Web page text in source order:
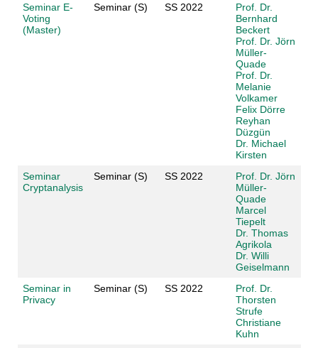
Seminar E-
Voting
(Master)
Seminar (S) SS 2022
Prof. Dr.
Bernhard
Beckert
Prof. Dr. Jörn
Müller-
Quade
Prof. Dr.
Melanie
Volkamer
Felix Dörre
Reyhan
Düzgün
Dr. Michael
Kirsten
Seminar
Cryptanalysis
Seminar (S) SS 2022
Prof. Dr. Jörn
Müller-
Quade
Marcel
Tiepelt
Dr. Thomas
Agrikola
Dr. Willi
Geiselmann
Seminar in
Privacy
Seminar (S) SS 2022
Prof. Dr.
Thorsten
Strufe
Christiane
Kuhn